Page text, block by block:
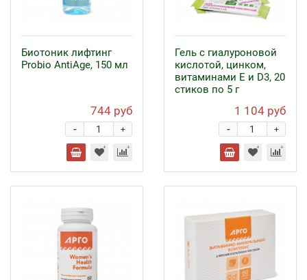
Биотоник лифтинг
Probio AntiAge, 150 мл
744 руб
+
-
Гель с гиалуроновой
кислотой, цинком,
витаминами Е и D3, 20
стиков по 5 г
1 104 руб
+
-